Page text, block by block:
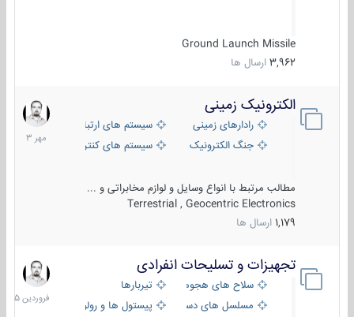
Ground Launch Missile
3,962 ارسال ها
الکترونیک زمینی
رادارهای زمینی
سیستم های ارتباطی و جمع آوری
جنگ الکترونیک
سیستم های کنترل آتش و تجهیزات
مطالب مرتبط با انواع وسایل و لوازم مخابراتی و ...
Terrestrial , Geocentric Electronics
1,179 ارسال ها
1
مهر
1403
تجهیزات و تسلیحات انفرادی
سلاح های هجومی
تیربارها
مسلسل های دستی
پیستول ها و رولورها
17
فروردین
1405